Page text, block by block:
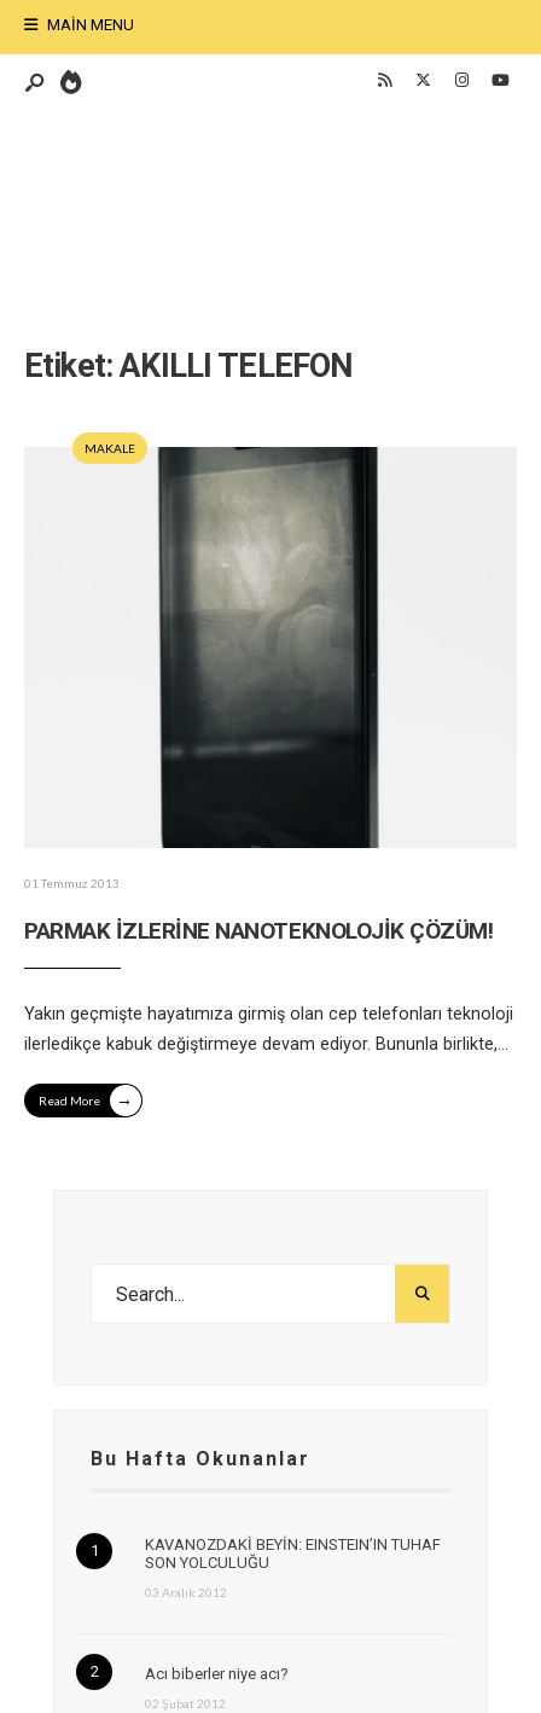
MAIN MENU
Etiket:AKILLI TELEFON
MAKALE
01 Temmuz 2013
PARMAK İZLERİNE NANOTEKNOLOJİK ÇÖZÜM!
Yakın geçmişte hayatımıza girmiş olan cep telefonları teknoloji
ilerledikçe kabuk değiştirmeye devam ediyor. Bununla birlikte,...
Read More →
Bu Hafta Okunanlar
KAVANOZDAKİ BEYİN: EINSTEIN’IN TUHAF
SON YOLCULUĞU
03 Aralık 2012
Acı biberler niye acı?
02 Şubat 2012